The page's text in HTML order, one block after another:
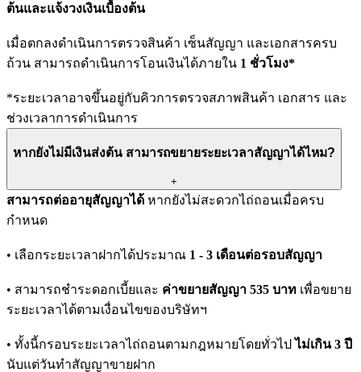
ต้นและแจ้งวงเงินเบื้องต้น
เมื่อตกลงดำเนินการตรวจสินค้า เซ็นสัญญา และเอกสารครบ
ถ้วน สามารถดำเนินการโอนเงินได้ภายใน 1 ชั่วโมง*
*ระยะเวลาอาจขึ้นอยู่กับคิวการตรวจสภาพสินค้า เอกสาร และ
ช่วงเวลาการดำเนินการ
หากยังไม่มีเงินส่งต้น สามารถขยายระยะเวลาสัญญาได้ไหม?
+
สามารถต่ออายุสัญญาได้ หากยังไม่สะดวกไถ่ถอนเมื่อครบ
กำหนด
• เลือกระยะเวลาฝากได้ประมาณ 1 - 3 เดือนต่อรอบสัญญา
• สามารถชำระดอกเบี้ยและ ค่าขยายสัญญา 535 บาท เพื่อขยาย
ระยะเวลาได้ตามเงื่อนไขของบริษัทฯ
• ทั้งนี้กรอบระยะเวลาไถ่ถอนตามกฎหมายโดยทั่วไปไม่เกิน 3 ปี
นับแต่วันทำสัญญาขายฝาก